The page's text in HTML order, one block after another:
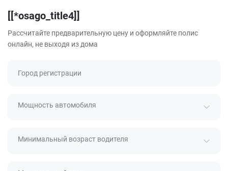
[[*osago_title4]]
Рассчитайте предварительную цену и оформляйте полис
онлайн, не выходя из дома
Город регистрации
Мощность автомобиля
Минимальный возраст водителя